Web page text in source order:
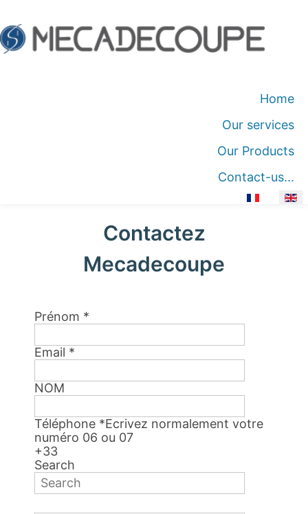
Home
Our services
Our Products
Contact-us...
Contactez
Mecadecoupe
Prénom *
Email *
NOM
Téléphone *Ecrivez normalement votre
numéro 06 ou 07
+33
Search